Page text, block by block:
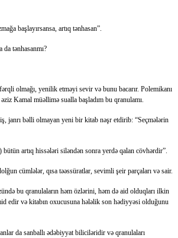
başlayırsansa, artıq tənhasan”.
da tənhasanmı?
olmağı, yenilik etməyi sevir və bunu bacarır. Polemikanı
Kamal müəllimə sualla başladım bu qranulamı.
janrı bəlli olmayan yeni bir kitab nəşr etdirib: “Seçmələrin
artıq hissələri siləndən sonra yerdə qalan cövhərdir”.
cümlələr, qısa təəssüratlar, sevimli şeir parçaları və sair.
bu qranulaların həm özlərini, həm də aid olduqları ilkin
edir və kitabın oxucusuna hələlik son hədiyyəsi olduğunu
da sanballı ədəbiyyat biliciləridir və qranulaları